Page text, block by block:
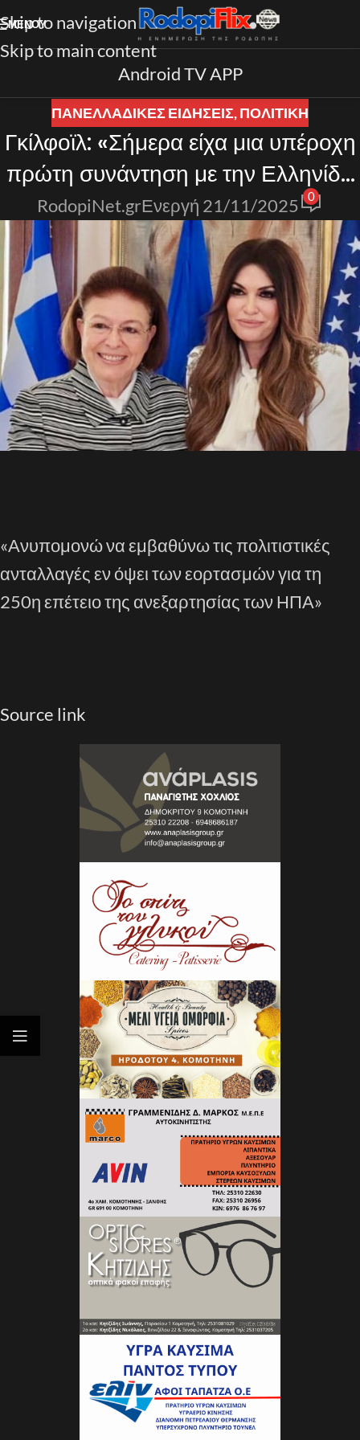
Skip to navigation
Skip to main content
ΜΕΝΟΎ
Android TV APP
ΠΑΝΕΛΛΑΔΙΚΈΣ ΕΙΔΉΣΕΙΣ,ΠΟΛΙΤΙΚΗ
Γκίλφοϊλ: «Σήμερα είχα μια υπέροχη
πρώτη συνάντηση με την Ελληνίδα
Υπουργό Πολιτισμού Λίνα Μενδώνη
RodopiNet.grΕνεργή 21/11/2025 0
«Ανυπομονώ να εμβαθύνω τις πολιτιστικές
ανταλλαγές εν όψει των εορτασμών για τη
250η επέτειο της ανεξαρτησίας των ΗΠΑ»
Source link